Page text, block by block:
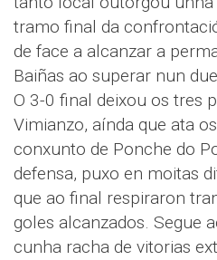
tramo final da
de face a alcanzar a
Baiñas ao superar nun
O 3-0 final deixou os tres
Vimianzo, aínda que ata
conxunto de Ponche do
defensa, puxo en moitas
que ao final respiraron
goles alcanzados. Segue
cunha racha de vitorias